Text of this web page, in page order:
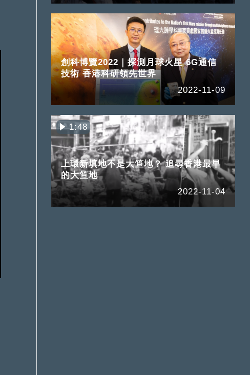
創科博覽2022｜探測月球火星 6G通信
技術 香港科研領先世界
2022-11-09
1:48
上環新填地不是大笪地？ 追尋香港最早
的大笪地
2022-11-04